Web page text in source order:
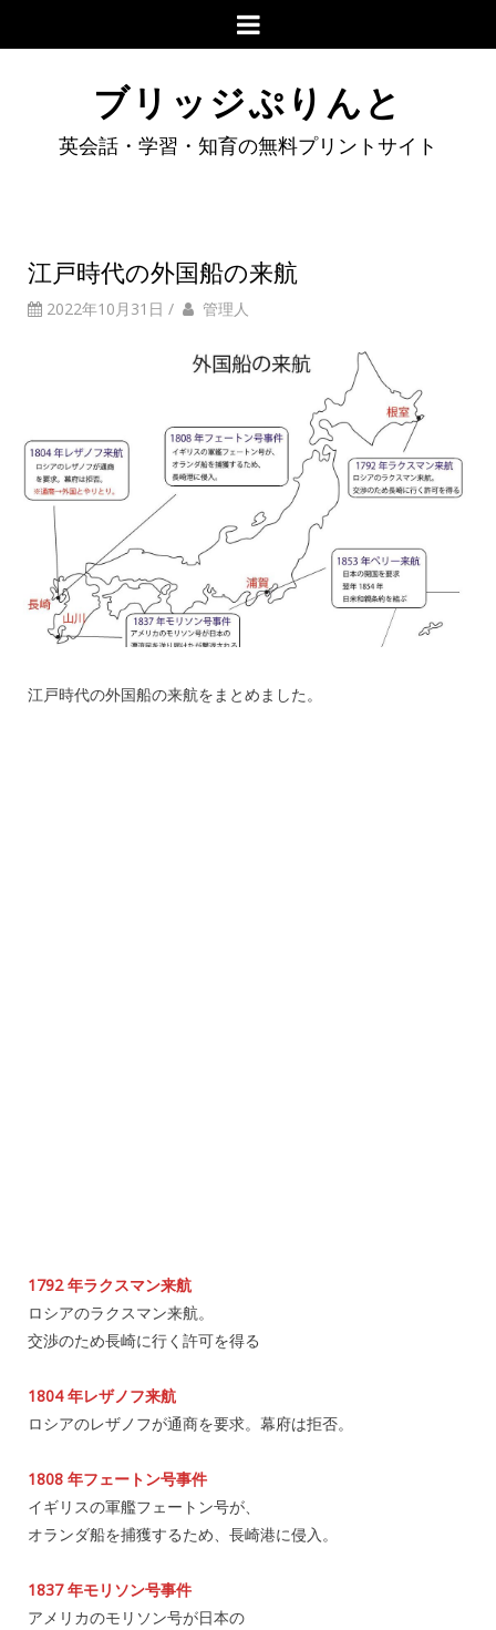
ブリッジぷりんと
英会話・学習・知育の無料プリントサイト
江戸時代の外国船の来航
2022年10月31日 / 管理人
江戸時代の外国船の来航をまとめました。
1792 年ラクスマン来航
ロシアのラクスマン来航。
交渉のため長崎に行く許可を得る
1804 年レザノフ来航
ロシアのレザノフが通商を要求。幕府は拒否。
1808 年フェートン号事件
イギリスの軍艦フェートン号が、
オランダ船を捕獲するため、長崎港に侵入。
1837 年モリソン号事件
アメリカのモリソン号が日本の